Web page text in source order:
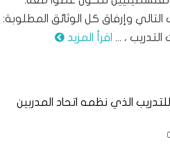
التالي وإرفاق كل الوثائق المطلوبة:
اقرأ المزيد
الذي نظمه اتحاد المدربين